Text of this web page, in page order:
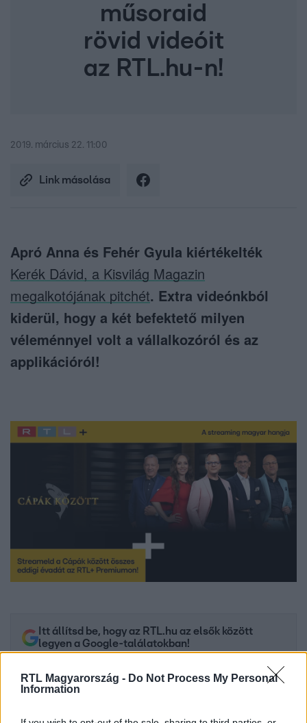
RTL Magyarország - Do Not Process My Personal
Information
műsoraid
rövid videóit
az RTL.hu-n!
2019. március 22. 11:00
Link másolása
Apró Anna és Fehér Gyula kiértékelték
Kerék Dávid, a Kisvilág Magazin
megalkotójának pitchét. Extra videónkból
kiderül, hogy a két befektető milyen
véleménnyel volt a vállalkozóról és az
applikációról!
Itt állítsd be, hogy az RTL.hu az elsők között
legyen a Google-találatokban!